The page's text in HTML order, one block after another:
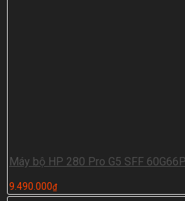
Máy bộ HP 280 Pro G5 SFF
9.490.000₫